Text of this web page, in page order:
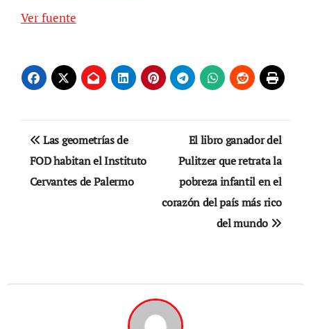
Ver fuente
Navegación
de
entradas
Las geometrías de
FOD habitan el Instituto
Cervantes de Palermo
El libro ganador del
Pulitzer que retrata la
pobreza infantil en el
corazón del país más rico
del mundo